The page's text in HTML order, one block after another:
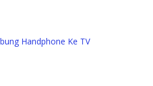
Handphone Ke TV